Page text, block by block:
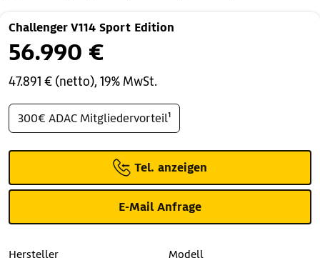
Challenger V114 Sport Edition
56.990 €
47.891 € (netto), 19% MwSt.
300€ ADAC Mitgliedervorteil¹
Tel. anzeigen
E-Mail Anfrage
Hersteller
Modell